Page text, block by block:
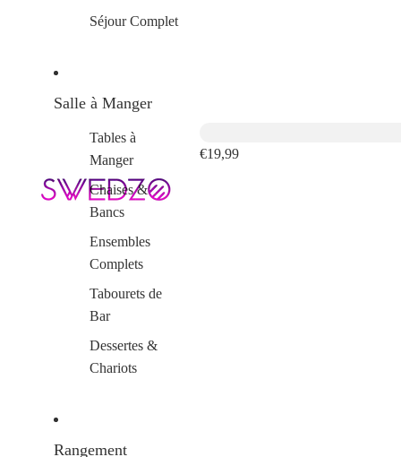
Séjour Complet
Salle à Manger
Tables à
Manger
Chaises &
Bancs
Ensembles
Complets
Tabourets de
Bar
Dessertes &
Chariots
€19,99
Rangement